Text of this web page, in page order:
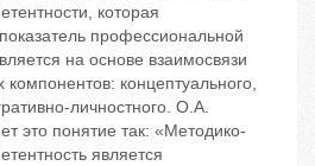
которая
профессиональной
на основе взаимосвязи
компонентов: концептуального,
личностного. О.А.
это понятие так: «Методико-
является